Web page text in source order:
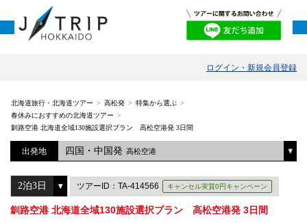
ログイン・新規会員登録
北海道旅行・北海道ツアー 高松発
特集から選ぶ
春休みにおすすめの北海道ツアー
釧路空港 北海道全域130施設選択プラン 高松空港発 3日間
出発地 四国・中国発 高松空港
ツアーID：TA-414566 キャンセル実質0円キャンペーン
釧路空港 北海道全域130施設選択プラン 高松空港発 3日間